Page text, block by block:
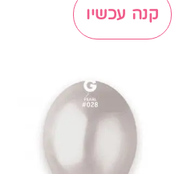
קנה עכשיו